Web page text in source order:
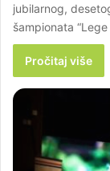
jubilarnog,
šampionata
Pročitaj više